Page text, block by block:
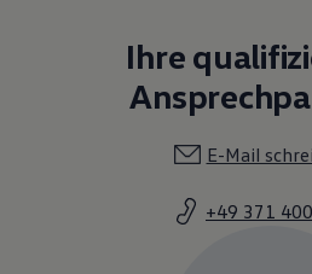
Ihre
E-Mail
+49 371